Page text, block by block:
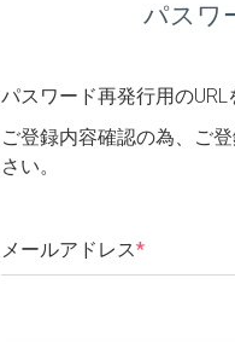
パスワ
パスワード再発行用のURL
ご登録内容確認の為、ご
さい。
メールアドレス*